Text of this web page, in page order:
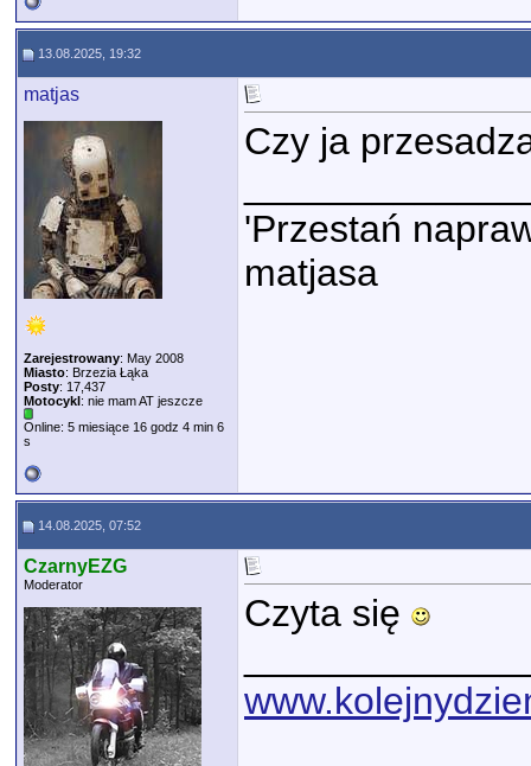
13.08.2025, 19:32
matjas
Zarejestrowany: May 2008
Miasto: Brzezia Łąka
Posty: 17,437
Motocykl: nie mam AT jeszcze
Online: 5 miesiące 16 godz 4 min 6
s
Czy ja
'Przestań
matjasa
14.08.2025, 07:52
CzarnyEZG
Moderator
Czyta się